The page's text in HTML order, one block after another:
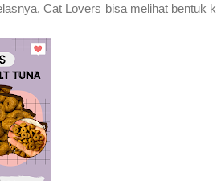
Cat Lovers bisa melihat bentuk